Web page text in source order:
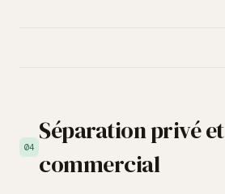
04
Séparation privé et
commercial